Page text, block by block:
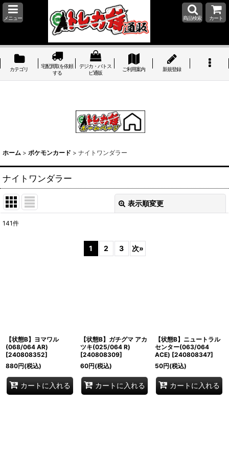
メニュー 商品検索 カート
カテゴリ
宅配買取を依頼
する
デジカ・バトス
ピ通販
ご利用案内 新規登録
ホーム > ポケモンカード > ナイトワンダラー
ナイトワンダラー
表示順変更
141件
1 2 3 次»
【状態B】ヨマワル
(068/064 AR)
[240808352]
880円(税込)
カートに入れる
【状態B】ガチグマ アカ
ツキ(025/064 R)
[240808309]
60円(税込)
カートに入れる
【状態B】ニュートラル
センター(063/064
ACE) [240808347]
50円(税込)
カートに入れる